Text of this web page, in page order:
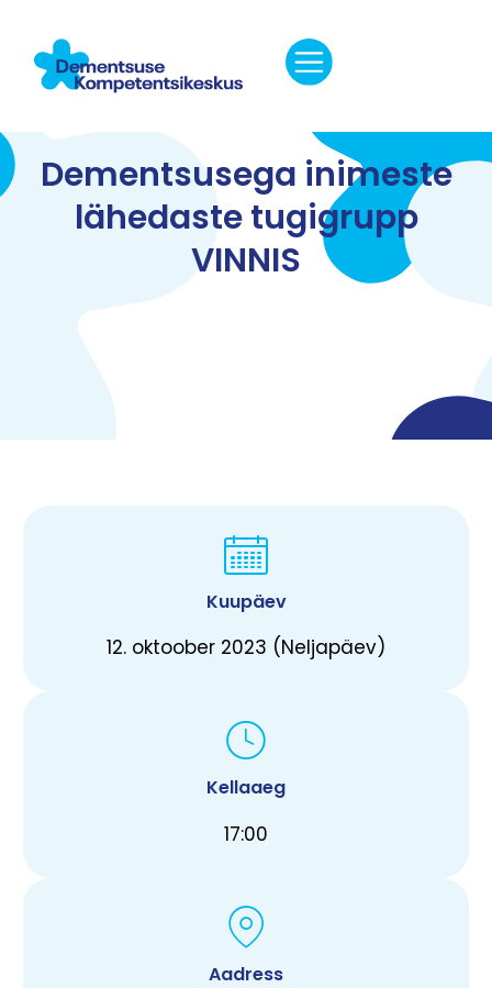
Dementsusega inimeste
lähedaste tugigrupp
VINNIS
Kuupäev
12. oktoober 2023 (Neljapäev)
Kellaaeg
17:00
Aadress